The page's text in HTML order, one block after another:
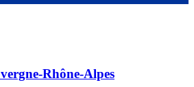
Rhône-Alpes